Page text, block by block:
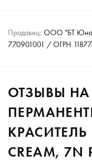
Продавец: ООО "БТ
770901001 / ОГРН
ОТЗЫВЫ НА
КРАСИТЕЛЬ
CREAM,